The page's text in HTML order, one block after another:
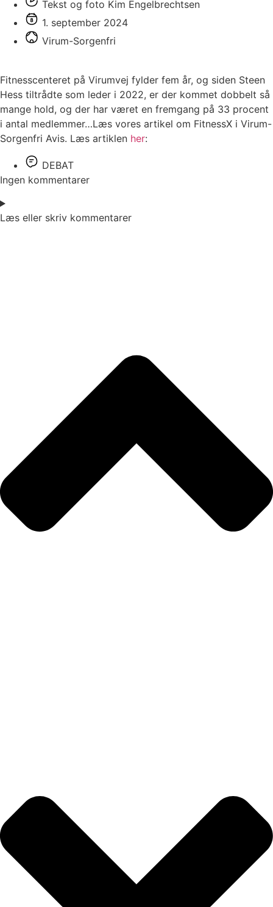
Tekst og foto Kim Engelbrechtsen
1. september 2024
Virum-Sorgenfri
Fitnesscenteret på Virumvej fylder fem år, og siden Steen
Hess tiltrådte som leder i 2022, er der kommet dobbelt så
mange hold, og der har været en fremgang på 33 procent
i antal medlemmer…Læs vores artikel om FitnessX i Virum-
Sorgenfri Avis. Læs artiklen her:
DEBAT
Ingen kommentarer
Læs eller skriv kommentarer